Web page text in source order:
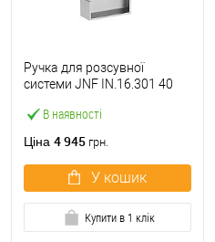
В наявності
Ручка для розсувної
системи JNF IN.16.301 40
Ціна 4 945 грн.
У кошик
Купити в 1 клік